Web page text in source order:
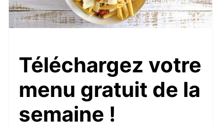
Téléchargez votre
menu gratuit de la
semaine !